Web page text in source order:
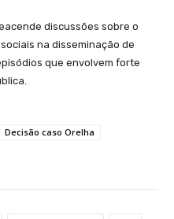
discussões sobre o
na disseminação de
que envolvem forte
Decisão caso Orelha